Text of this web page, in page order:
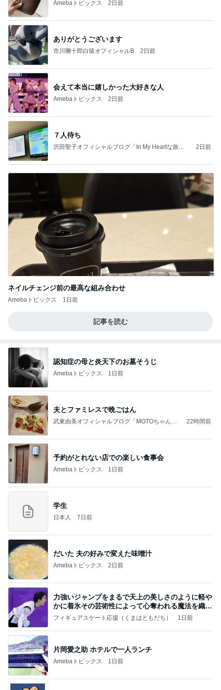
Amebaトピックス 2日前
ありがとうございます
市川團十郎白猿オフィシャルB 2日前
会えて本当に嬉しかった大好きな人
Amebaトピックス 2日前
７人待ち
沢田聖子オフィシャルブログ「In My Heartな旅日
2日前
ネイルチェンジ前の最高な組み合わせ
Amebaトピックス 1日前
記事を読む
認知症の母と炎天下のお墓そうじ
Amebaトピックス 1日前
夫とファミレスで晩ごはん
武東由美オフィシャルブログ「MOTOちゃんと
22時間前
予約がとれない店での楽しい食事会
Amebaトピックス 1日前
学生
日本人 7日前
だいた 夫の好みで変えた味噌汁
Amebaトピックス 2日前
力強いジャンプをまるで天上の美しさのように軽や
かに着氷その芸術性によって心奪われる魔法を織り
なす
フィギュアスケート応援（くまはともだち） 1日前
片岡愛之助 ホテルで一人ランチ
Amebaトピックス 1日前